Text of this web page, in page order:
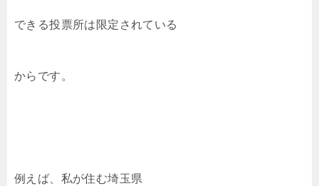
できる投票所は限定されている
からです。
例えば、私が住む埼玉県